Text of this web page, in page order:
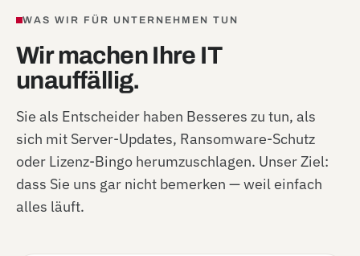
WAS WIR FÜR UNTERNEHMEN TUN
Wir machen Ihre IT
unauffällig.
Sie als Entscheider haben Besseres zu tun, als
sich mit Server-Updates, Ransomware-Schutz
oder Lizenz-Bingo herumzuschlagen. Unser Ziel:
dass Sie uns gar nicht bemerken — weil einfach
alles läuft.